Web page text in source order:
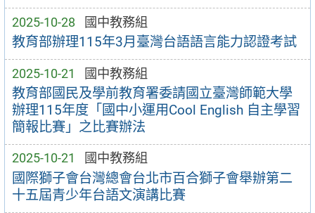
2025-10-28 國中教務組
教育部辦理115年3月臺灣台語語言能力認證考試
2025-10-21 國中教務組
教育部國民及學前教育署委請國立臺灣師範大學
辦理115年度「國中小運用Cool English 自主學習
簡報比賽」之比賽辦法
2025-10-21 國中教務組
國際獅子會台灣總會台北市百合獅子會舉辦第二
十五屆青少年台語文演講比賽